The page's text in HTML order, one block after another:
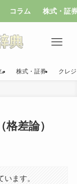
コラム 株式・証
株式・証券 クレ
差論）
ます。